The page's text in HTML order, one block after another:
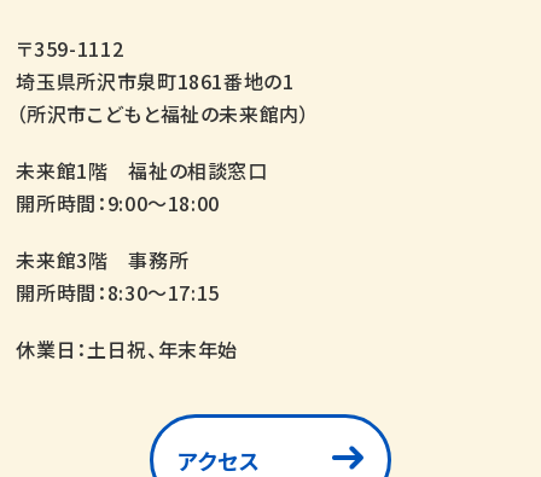
〒359-1112
埼玉県所沢市泉町1861番地の1
（所沢市こどもと福祉の未来館内）
未来館1階 福祉の相談窓口
開所時間：9:00～18:00
未来館3階 事務所
開所時間：8:30～17:15
休業日：土日祝、年末年始
アクセス